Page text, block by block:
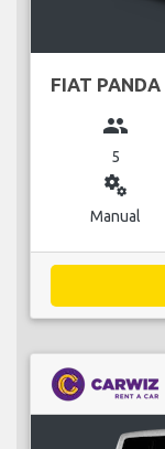
FIAT PANDA
group
5
miscellaneous_services
Manual